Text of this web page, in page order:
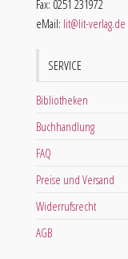
Fax: 0251 231972
eMail: lit@lit-verlag.de
SERVICE
Bibliotheken
Buchhandlung
FAQ
Preise und Versand
Widerrufsrecht
AGB